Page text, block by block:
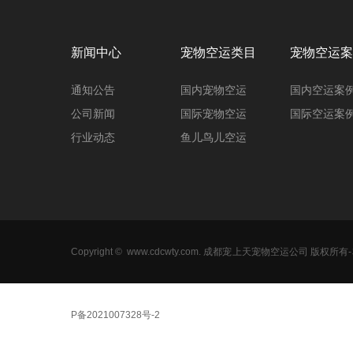
新闻中心
通知公告
公司新闻
行业动态
宠物空运类目
国内宠物空运
国际宠物空运
鱼儿鸟儿空运
宠物空运
国内空运案
国际空运案
Copyright © www.cdcwty.com . 成都宠上天宠物空运公司 版权所
P备2021007328号-2